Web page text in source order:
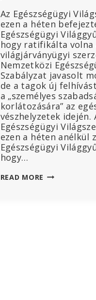
Az Egészségügyi
ezen a héten
Egészségügyi
hogy ratifikálta volna
világjárványügyi
Nemzetközi
Szabályzat javasolt
de a tagok új
a „személyes
korlátozására” az
vészhelyzetek idején.
Egészségügyi
ezen a héten anélkül
Egészségügyi
hogy…
READ MORE AZ